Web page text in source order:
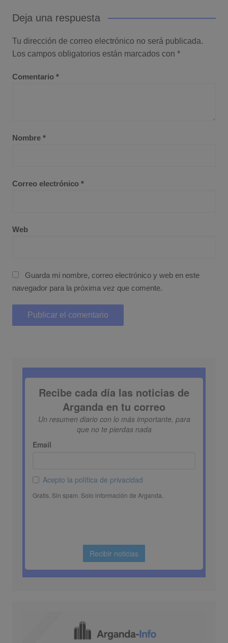
Deja una respuesta
Tu dirección de correo electrónico no será publicada.
Los campos obligatorios están marcados con *
Comentario *
Nombre *
Correo electrónico *
Web
Guarda mi nombre, correo electrónico y web en este
navegador para la próxima vez que comente.